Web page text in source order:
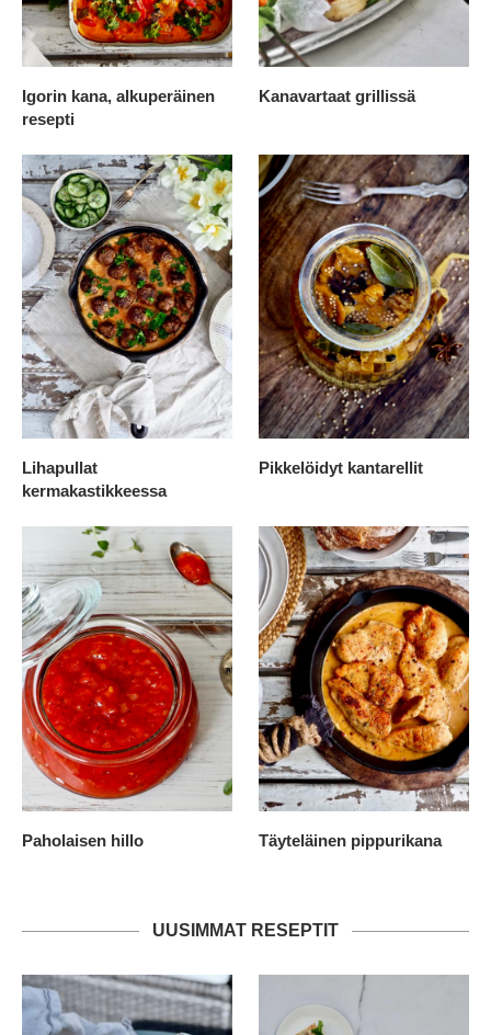
Igorin kana, alkuperäinen
resepti
Kanavartaat grillissä
Lihapullat
kermakastikkeessa
Pikkelöidyt kantarellit
Paholaisen hillo Täyteläinen pippurikana
UUSIMMAT RESEPTIT